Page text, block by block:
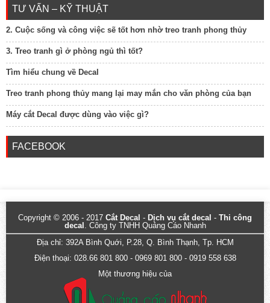
TƯ VẤN – KỸ THUẬT
2. Cuộc sống và công việc sẽ tốt hơn nhờ treo tranh phong thủy
3. Treo tranh gì ở phòng ngủ thì tốt?
Tìm hiểu chung về Decal
Treo tranh phong thủy mang lại may mắn cho văn phòng của bạn
Máy cắt Decal được dùng vào việc gì?
FACEBOOK
Copyright © 2006 - 2017 Cắt Decal - Dịch vụ cắt decal - Thi công
decal . Công ty TNHH Quảng Cáo Nhanh
Địa chỉ: 392A Bình Quới, P.28, Q. Bình Thạnh, Tp. HCM
Điện thoại: 028.66 801 800 - 0969 801 800 - 0919 558 638
Một thương hiệu của